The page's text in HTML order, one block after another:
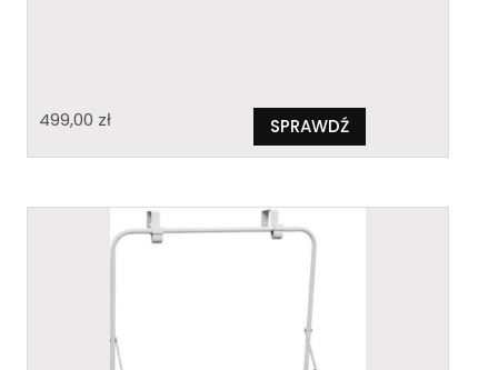
499,00 zł SPRAWDŹ